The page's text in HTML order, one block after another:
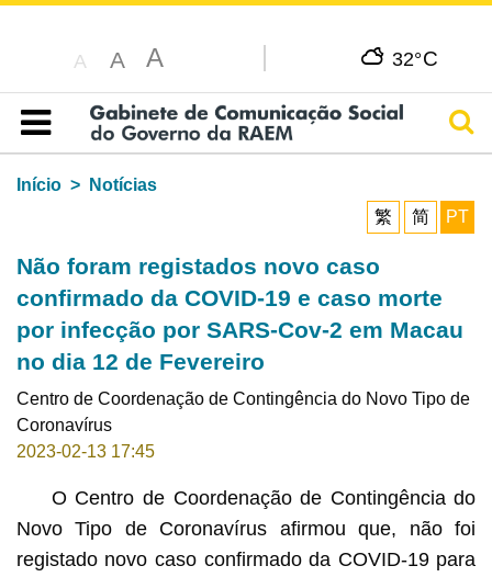
A A A 32°C
Índice
Início
Notícias
繁
简 PT
Não foram registados novo caso
confirmado da COVID-19 e caso morte
por infecção por SARS-Cov-2 em Macau
no dia 12 de Fevereiro
Centro de Coordenação de Contingência do Novo Tipo de
Coronavírus
2023-02-13 17:45
O Centro de Coordenação de Contingência do
Novo Tipo de Coronavírus afirmou que, não foi
registado novo caso confirmado da COVID-19 para